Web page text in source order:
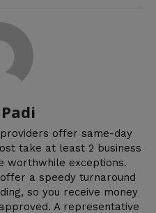
offer same-day
take at least 2 business
worthwhile exceptions.
a speedy turnaround
so you receive money
A representative